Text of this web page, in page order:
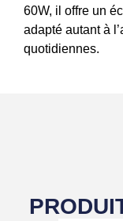
60W, il offre un
adapté autant à
quotidiennes.